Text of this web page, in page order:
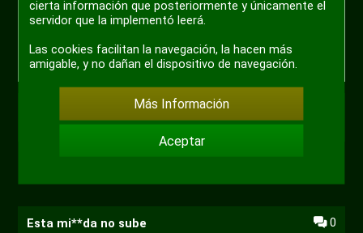
+ 2
Esta mi**da no sube 0
cierta información que posteriormente y únicamente el
servidor que la implementó leerá.
Las cookies facilitan la navegación, la hacen más
amigable, y no dañan el dispositivo de navegación.
Más Información
Aceptar